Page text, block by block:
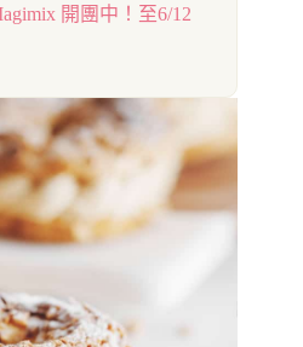
開團中！至6/12